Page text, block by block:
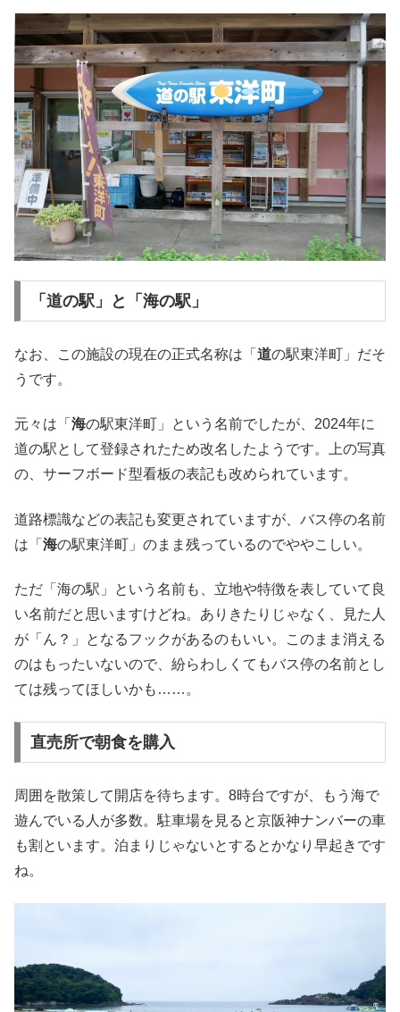
「道の駅」と「海の駅」
なお、この施設の現在の正式名称は「 道の駅東洋町」だそ
うです。
元々は「 海の駅東洋町」という名前でしたが、2024年に
道の駅として登録されたため改名したようです。上の写真
の、サーフボード型看板の表記も改められています。
道路標識などの表記も変更されていますが、バス停の名前
は「 海の駅東洋町」のまま残っているのでややこしい。
ただ「海の駅」という名前も、立地や特徴を表していて良
い名前だと思いますけどね。ありきたりじゃなく、見た人
が「ん？」となるフックがあるのもいい。このまま消える
のはもったいないので、紛らわしくてもバス停の名前とし
ては残ってほしいかも……。
直売所で朝食を購入
周囲を散策して開店を待ちます。8時台ですが、もう海で
遊んでいる人が多数。駐車場を見ると京阪神ナンバーの車
も割といます。泊まりじゃないとするとかなり早起きです
ね。